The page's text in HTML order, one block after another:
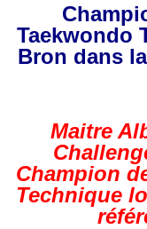
Taekwondo
Bron dans
Maitre
Champion
Technique